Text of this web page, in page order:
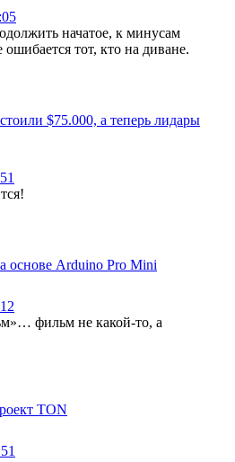
начатое, к минусам
тот, кто на диване.
$75.000, а теперь лидары
основе Arduino Pro Mini
фильм не какой-то, а
TON